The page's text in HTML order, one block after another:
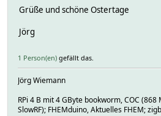
Grüße und schöne Ostertage
Jörg
1 Person(en) gefällt das.
Jörg Wiemann
RPi 4 B mit 4 GByte bookworm, COC (868
SlowRF); FHEMduino, Aktuelles FHEM;